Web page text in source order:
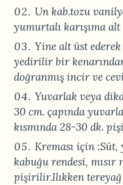
Un kab.tozu
yumurtalı karışıma
Yine alt üst ederek
yedirilir bir
doğranmış incir ve
Yuvarlak veya
30 cm. çapında
kısmında 28-30 dk.
Kreması için
kabuğu rendesi, mısır
pişirilir.Ilıkken tereyağ